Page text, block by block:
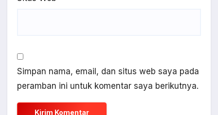
Simpan nama, email, dan situs web saya pada
peramban ini untuk komentar saya berikutnya.